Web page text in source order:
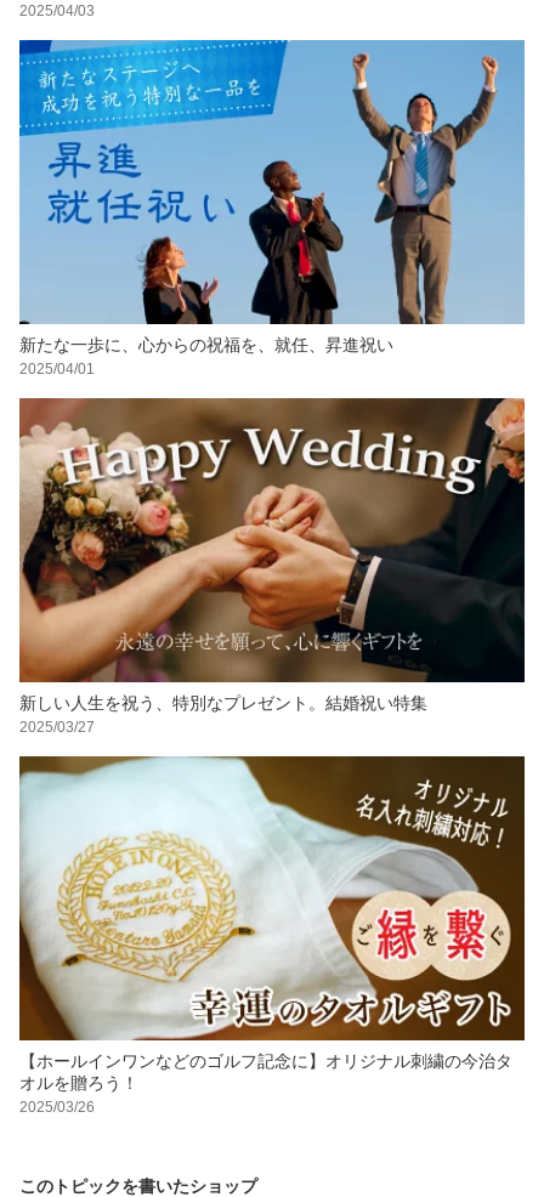
2025/04/03
新たな一歩に、心からの祝福を、就任、昇進祝い
2025/04/01
新しい人生を祝う、特別なプレゼント。結婚祝い特集
2025/03/27
【ホールインワンなどのゴルフ記念に】オリジナル刺繍の今治タ
オルを贈ろう！
2025/03/26
このトピックを書いたショップ